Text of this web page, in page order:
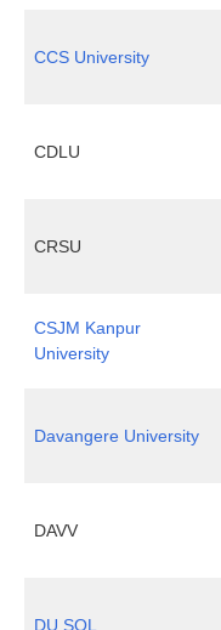
CCS University
CDLU
CRSU
CSJM Kanpur
University
Davangere University
DAVV
DU SOL